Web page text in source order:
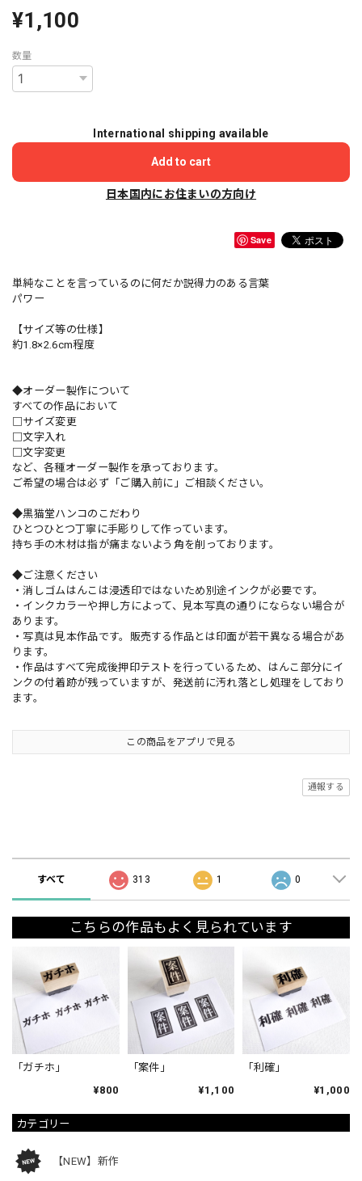
カテゴリー
【NEW】新作
¥1,100
数量
International shipping available
Add to cart
日本国内にお住まいの方向け
Save
単純なことを言っているのに何だか説得力のある言葉
パワー
【サイズ等の仕様】
約1.8×2.6cm程度
◆オーダー製作について
すべての作品において
□サイズ変更
□文字入れ
□文字変更
など、各種オーダー製作を承っております。
ご希望の場合は必ず「ご購入前に」ご相談ください。
◆黒猫堂ハンコのこだわり
ひとつひとつ丁寧に手彫りして作っています。
持ち手の木材は指が痛まないよう角を削っております。
◆ご注意ください
・消しゴムはんこは浸透印ではないため別途インクが必要です。
・インクカラーや押し方によって、見本写真の通りにならない場合が
あります。
・写真は見本作品です。販売する作品とは印面が若干異なる場合があ
ります。
・作品はすべて完成後押印テストを行っているため、はんこ部分にイ
ンクの付着跡が残っていますが、発送前に汚れ落とし処理をしており
ます。
この商品をアプリで見る
通報する
すべて 313 1 0
こちらの作品もよく見られています
「ガチホ」
¥800
「案件」
¥1,100
「利確」
¥1,000